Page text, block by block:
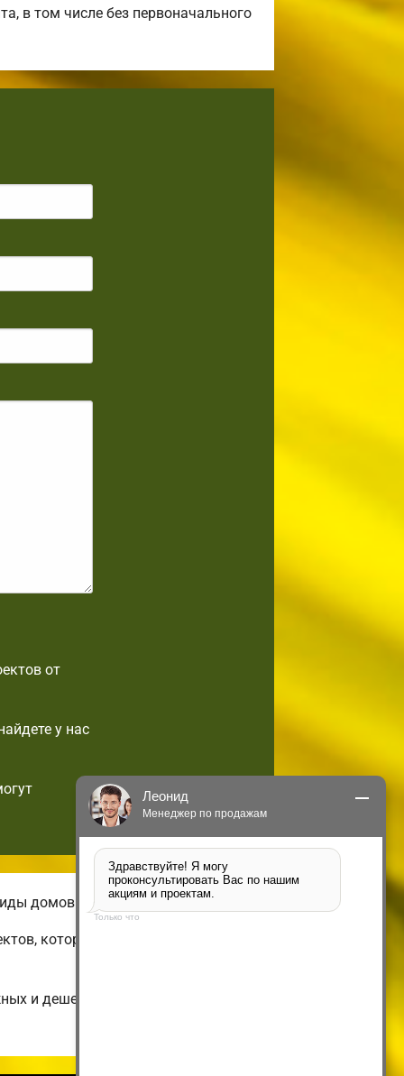
в том числе без первоначального
от
у нас
домов.
которые можно подстроить по
и дешевых до огромных
Леонид
Менеджер по продажам
Здравствуйте! Я могу
проконсультировать Вас по нашим
акциям и проектам.
Только что